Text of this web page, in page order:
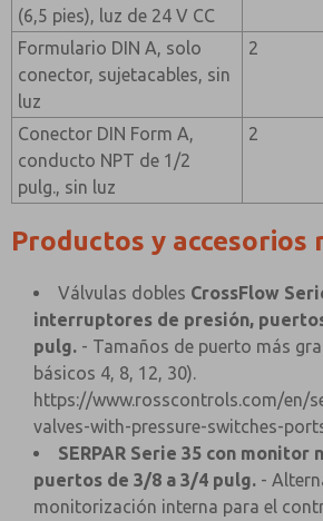
(6,5 pies), luz de 24 V CC
Formulario DIN A, solo
conector, sujetacables, sin
luz
2
Conector DIN Form A,
conducto NPT de 1/2
pulg., sin luz
2
Productos y accesorios
Válvulas dobles CrossFlow
interruptores de presión,
pulg. - Tamaños de puerto más
básicos 4, 8, 12, 30).
https://www.rosscontrols.com/en/
valves-with-pressure-switches-
SERPAR Serie 35 con monitor
puertos de 3/8 a 3/4 pulg. -
monitorización interna para el